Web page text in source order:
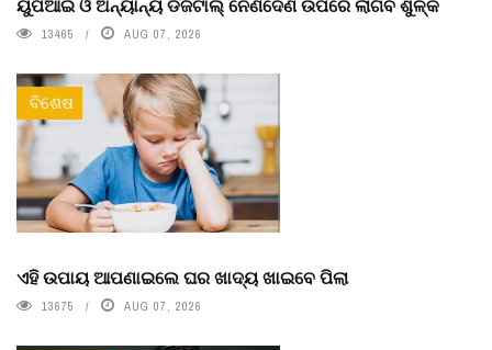
ୟୁପିଆଇ ଓ ଅନ୍ୟାନ୍ୟ ଡିଜିଟାଲ୍ ନେଣଦେଣ ଉପରେ ଲାଗିବ ଶୁଳ୍କ
13465 AUG 07, 2026
ବିଶେଷ
ଏହି ଉପାୟ ଆପଣାଇଲେ ଘର ଖାଦ୍ୟ ଖାଇବେ ପିଲା
13675 AUG 07, 2026